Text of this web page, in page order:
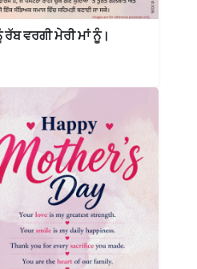
ਵਰਗੀ ਮੇਰੀ ਮਾਂ ਨੂੰ।